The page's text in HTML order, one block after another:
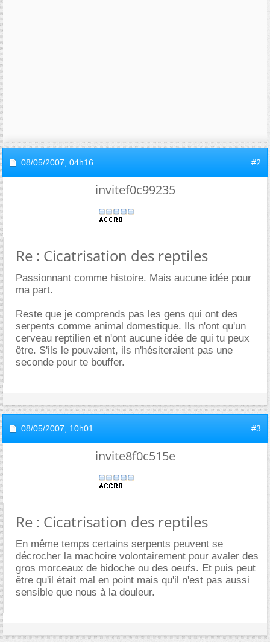
08/05/2007, 04h16 #2
invitef0c99235
Re : Cicatrisation des reptiles
Passionnant comme histoire. Mais aucune idée pour
ma part.
Reste que je comprends pas les gens qui ont des
serpents comme animal domestique. Ils n'ont qu'un
cerveau reptilien et n'ont aucune idée de qui tu peux
être. S'ils le pouvaient, ils n'hésiteraient pas une
seconde pour te bouffer.
08/05/2007, 10h01 #3
invite8f0c515e
Re : Cicatrisation des reptiles
En même temps certains serpents peuvent se
décrocher la machoire volontairement pour avaler des
gros morceaux de bidoche ou des oeufs. Et puis peut
être qu'il était mal en point mais qu'il n'est pas aussi
sensible que nous à la douleur.